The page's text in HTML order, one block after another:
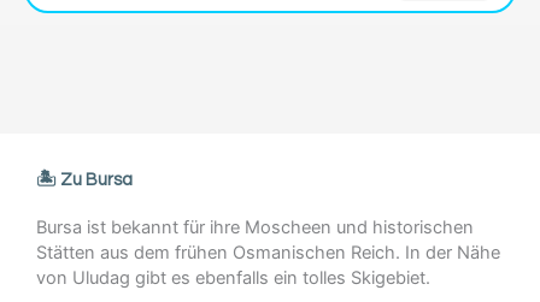
🏝️ Zu Bursa
Bursa ist bekannt für ihre Moscheen und historischen
Stätten aus dem frühen Osmanischen Reich. In der Nähe
von Uludag gibt es ebenfalls ein tolles Skigebiet.